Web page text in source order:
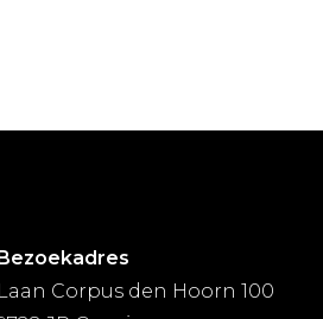
Bezoekadres
Laan Corpus den Hoorn 100